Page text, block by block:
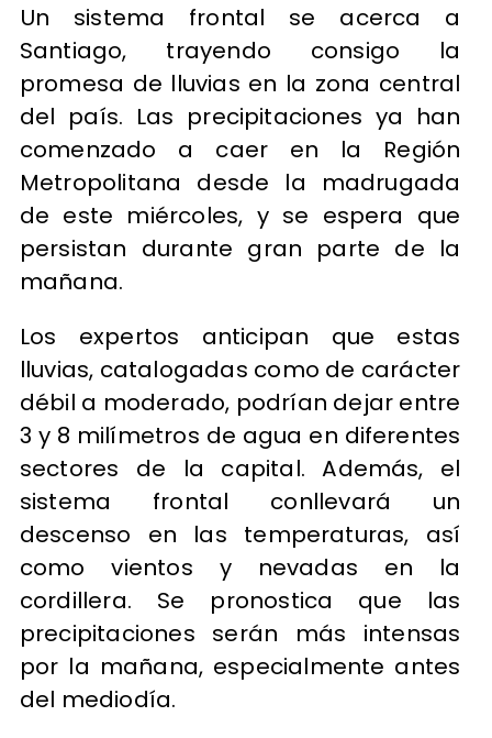
Un sistema frontal se acerca a
Santiago, trayendo consigo la
promesa de lluvias en la zona central
del país. Las precipitaciones ya han
comenzado a caer en la Región
Metropolitana desde la madrugada
de este miércoles, y se espera que
persistan durante gran parte de la
mañana.
Los expertos anticipan que estas
lluvias, catalogadas como de carácter
débil a moderado, podrían dejar entre
3 y 8 milímetros de agua en diferentes
sectores de la capital. Además, el
sistema frontal conllevará un
descenso en las temperaturas, así
como vientos y nevadas en la
cordillera. Se pronostica que las
precipitaciones serán más intensas
por la mañana, especialmente antes
del mediodía.